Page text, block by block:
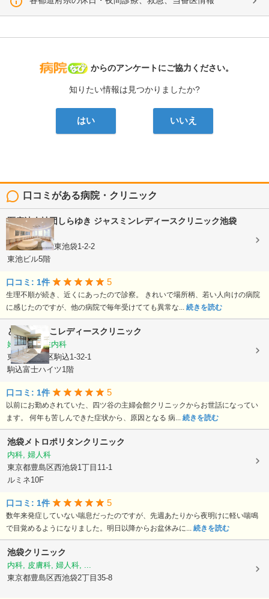
病院なび
からのアンケートにご協力ください。
知りたい情報は見つかりましたか?
はい いいえ
口コミがある病院・クリニック
医療法人社団しらゆき ジャスミンレディースクリニック池袋
婦人科
東京都豊島区東池袋1-2-2
東池ビル5階
口コミ: 1件 5
生理不順が続き、近くにあったので診察。 きれいで場所柄、若い人向けの病院
に感じたのですが、他の病院で毎年受けてても異常な... 続きを読む
とみたまさこレディースクリニック
婦人科, 女性内科
東京都豊島区駒込1-32-1
駒込富士ハイツ1階
口コミ: 1件 5
以前にお勤めされていた、四ツ谷の主婦会館クリニックからお世話になってい
ます。 何年も苦しんできた症状から、原因となる 病... 続きを読む
池袋メトロポリタンクリニック
内科, 婦人科
東京都豊島区西池袋1丁目11-1
ルミネ10F
口コミ: 1件 5
数年来発症していない喘息だったのですが、先週あたりから夜明けに軽い喘鳴
で目覚めるようになりました。明日以降からお盆休みに... 続きを読む
池袋クリニック
内科, 皮膚科, 婦人科, ...
東京都豊島区西池袋2丁目35-8